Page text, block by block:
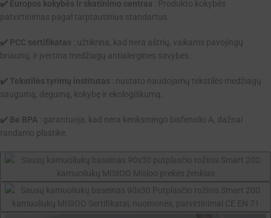
✔️ Europos kokybės ir skatinimo centras : Produkto kokybės
patvirtinimas pagal tarptautinius standartus.
✔️ PCC sertifikatas : užtikrina, kad nėra aštrių, vaikams pavojingų
briaunų, ir įvertina medžiagų antialergines savybes.
✔️ Tekstilės tyrimų institutas : nustato naudojamų tekstilės medžiagų
saugumą, degumą, kokybę ir ekologiškumą.
✔️ Be BPA : garantuoja, kad nėra kenksmingo bisfenolio A, dažnai
randamo plastike.